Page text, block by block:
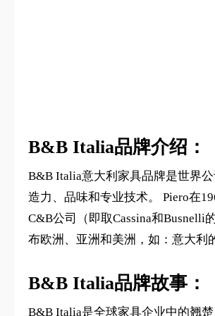
B&B Italia品牌介绍：
B&B Italia意大利家具品牌是世界
造力、品味和专业技术。 Piero在
C&B公司（即取Cassina和
布欧洲、亚洲和美洲，如：意大利
B&B Italia品牌故事：
B&B Italia是全球家具企业中的翘